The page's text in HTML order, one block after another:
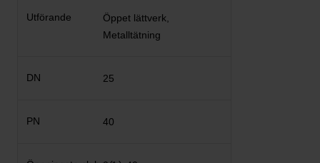
Öppet lättverk,
Metalltätning
25
40